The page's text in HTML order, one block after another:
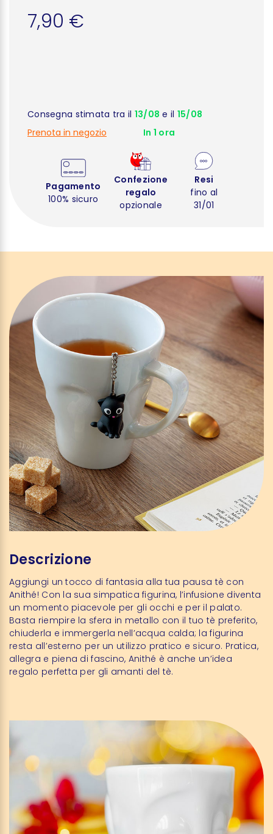
7,90 €
Consegna stimata tra il 13/08 e il 15/08
Prenota in negozio
In 1 ora
Pagamento
100% sicuro
Confezione
regalo
opzionale
Resi
fino al
31/01
Descrizione
Aggiungi un tocco di fantasia alla tua pausa tè con
Anithé! Con la sua simpatica figurina, l’infusione diventa
un momento piacevole per gli occhi e per il palato.
Basta riempire la sfera in metallo con il tuo tè preferito,
chiuderla e immergerla nell’acqua calda; la figurina
resta all’esterno per un utilizzo pratico e sicuro. Pratica,
allegra e piena di fascino, Anithé è anche un’idea
regalo perfetta per gli amanti del tè.